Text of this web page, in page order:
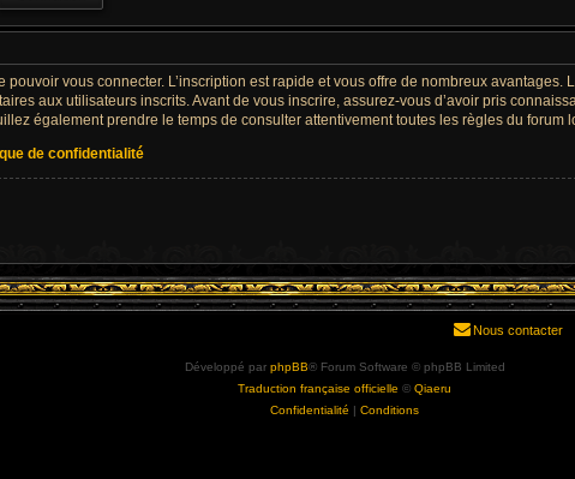
pouvoir vous connecter. L’inscription est rapide et vous offre de nombreux
aux utilisateurs inscrits. Avant de vous inscrire, assurez-vous d’avoir pris
également prendre le temps de consulter attentivement toutes les règles du forum
de confidentialité
Nous contacter
Développé par phpBB® Forum Software © phpBB Limited
Traduction française officielle © Qiaeru
Confidentialité | Conditions